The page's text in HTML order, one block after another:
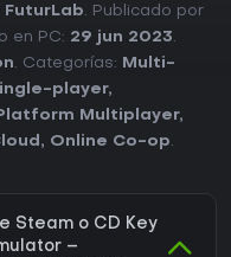
FuturLab. Publicado por
en PC: 29 jun 2023.
. Categorías:
Multi-
player,
Multiplayer,
, Online Co-op.
Steam o CD Key
–